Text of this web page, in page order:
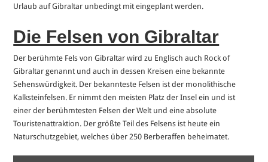
Urlaub auf Gibraltar unbedingt mit eingeplant werden.
Die Felsen von Gibraltar
Der berühmte Fels von Gibraltar wird zu Englisch auch Rock of
Gibraltar genannt und auch in dessen Kreisen eine bekannte
Sehenswürdigkeit. Der bekannteste Felsen ist der monolithische
Kalksteinfelsen. Er nimmt den meisten Platz der Insel ein und ist
einer der berühmtesten Felsen der Welt und eine absolute
Touristenattraktion. Der größte Teil des Felsens ist heute ein
Naturschutzgebiet, welches über 250 Berberaffen beheimatet.